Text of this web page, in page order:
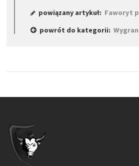
powiązany artykuł: Faworyt
powrót do kategorii: